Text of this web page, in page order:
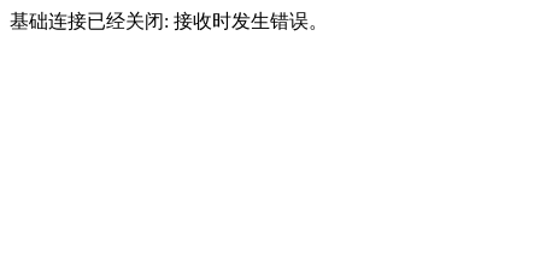
基础连接已经关闭: 接收时发生错误。